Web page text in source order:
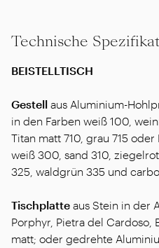
Technische
BEISTELLTISCH
Gestell aus Aluminium-
in den Farben weiß 100,
Titan matt 710, grau 715
weiß 300, sand 310,
325, waldgrün 335 und
Tischplatte aus Stein in der
Porphyr, Pietra del Cardoso,
matt; oder gedrehte